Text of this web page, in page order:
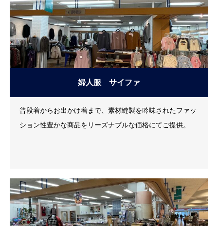
国産コットン100％商品など数多くラインナップ。ご贈答
にも最適な、赤ちゃんドレス＆カバーオールなど大好評で
す。
婦人服 サイファ
普段着からお出かけ着まで、素材縫製を吟味されたファッ
ション性豊かな商品をリーズナブルな価格にてご提供。